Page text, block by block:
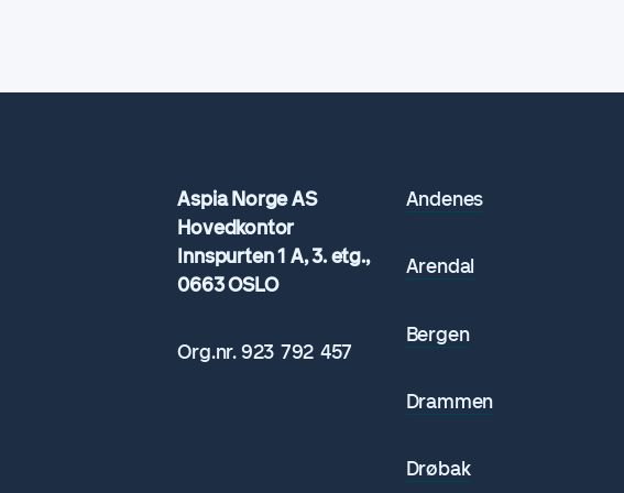
Aspia Norge AS
Hovedkontor
Innspurten 1 A, 3. etg.,
0663 OSLO
Org.nr.923 792 457
Andenes
Arendal
Bergen
Drammen
Drøbak